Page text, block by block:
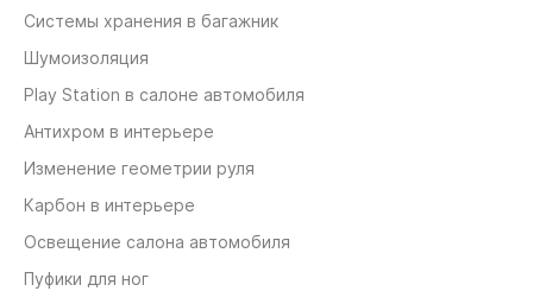
Системы хранения в багажник
Шумоизоляция
Play Station в салоне автомобиля
Антихром в интерьере
Изменение геометрии руля
Карбон в интерьере
Освещение салона автомобиля
Пуфики для ног